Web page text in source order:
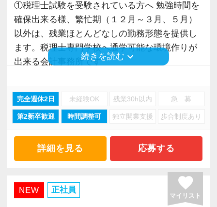
【今回の募集について】
会計事務所経験者を歓迎。
次世代を担う社員を募集します。
組織化された効率性の高い事務所で共に働きま
常に向上心を有し、仕事に対して真摯であり、
前向きに挑戦出来る社員を求めています。
税理士等の専門職を目指す方は、勉強しながら
実務経験が積めます。
し、更にキャリアを積んでください。
実務経験・キャリアについて詳しくお伺いし担
①税理士試験を受験されている方へ 勉強時間を
確保出来る様、繁忙期（１２月～３月、５月）
以外は、残業ほとんどなしの勤務形態を提供し
ます。税理士専門学校へ通学可能な環境作りが
出来る会計事務所です
ご利用下さい
③在宅勤務は、部長クラスのみで、一般社員は
基本的に出勤し、業務を行っていただきます
与・達人・MJSミロク情報サービスの会計ソフ
トを使っています
⑤当事務所は自社ビル 第二ビルも2027年4月完
成 新しいビルで気持ちよく一緒に働きませんか
⑥創業31年の成長性と安定感が、従業員の雇用
続きを読む keyboard_arrow_down
完全週休2日 未経験OK 残業30h以内 急 募
第2新卒歓迎 時間調整可 独立開業支援 歩合制度あり
詳細を見る 応募する
NEW 正社員 favorite
マイリスト